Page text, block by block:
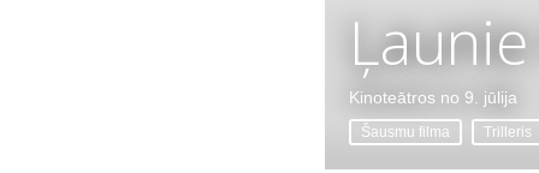
Kinoteātros no 9. jūlija
Šausmu filma Trilleris